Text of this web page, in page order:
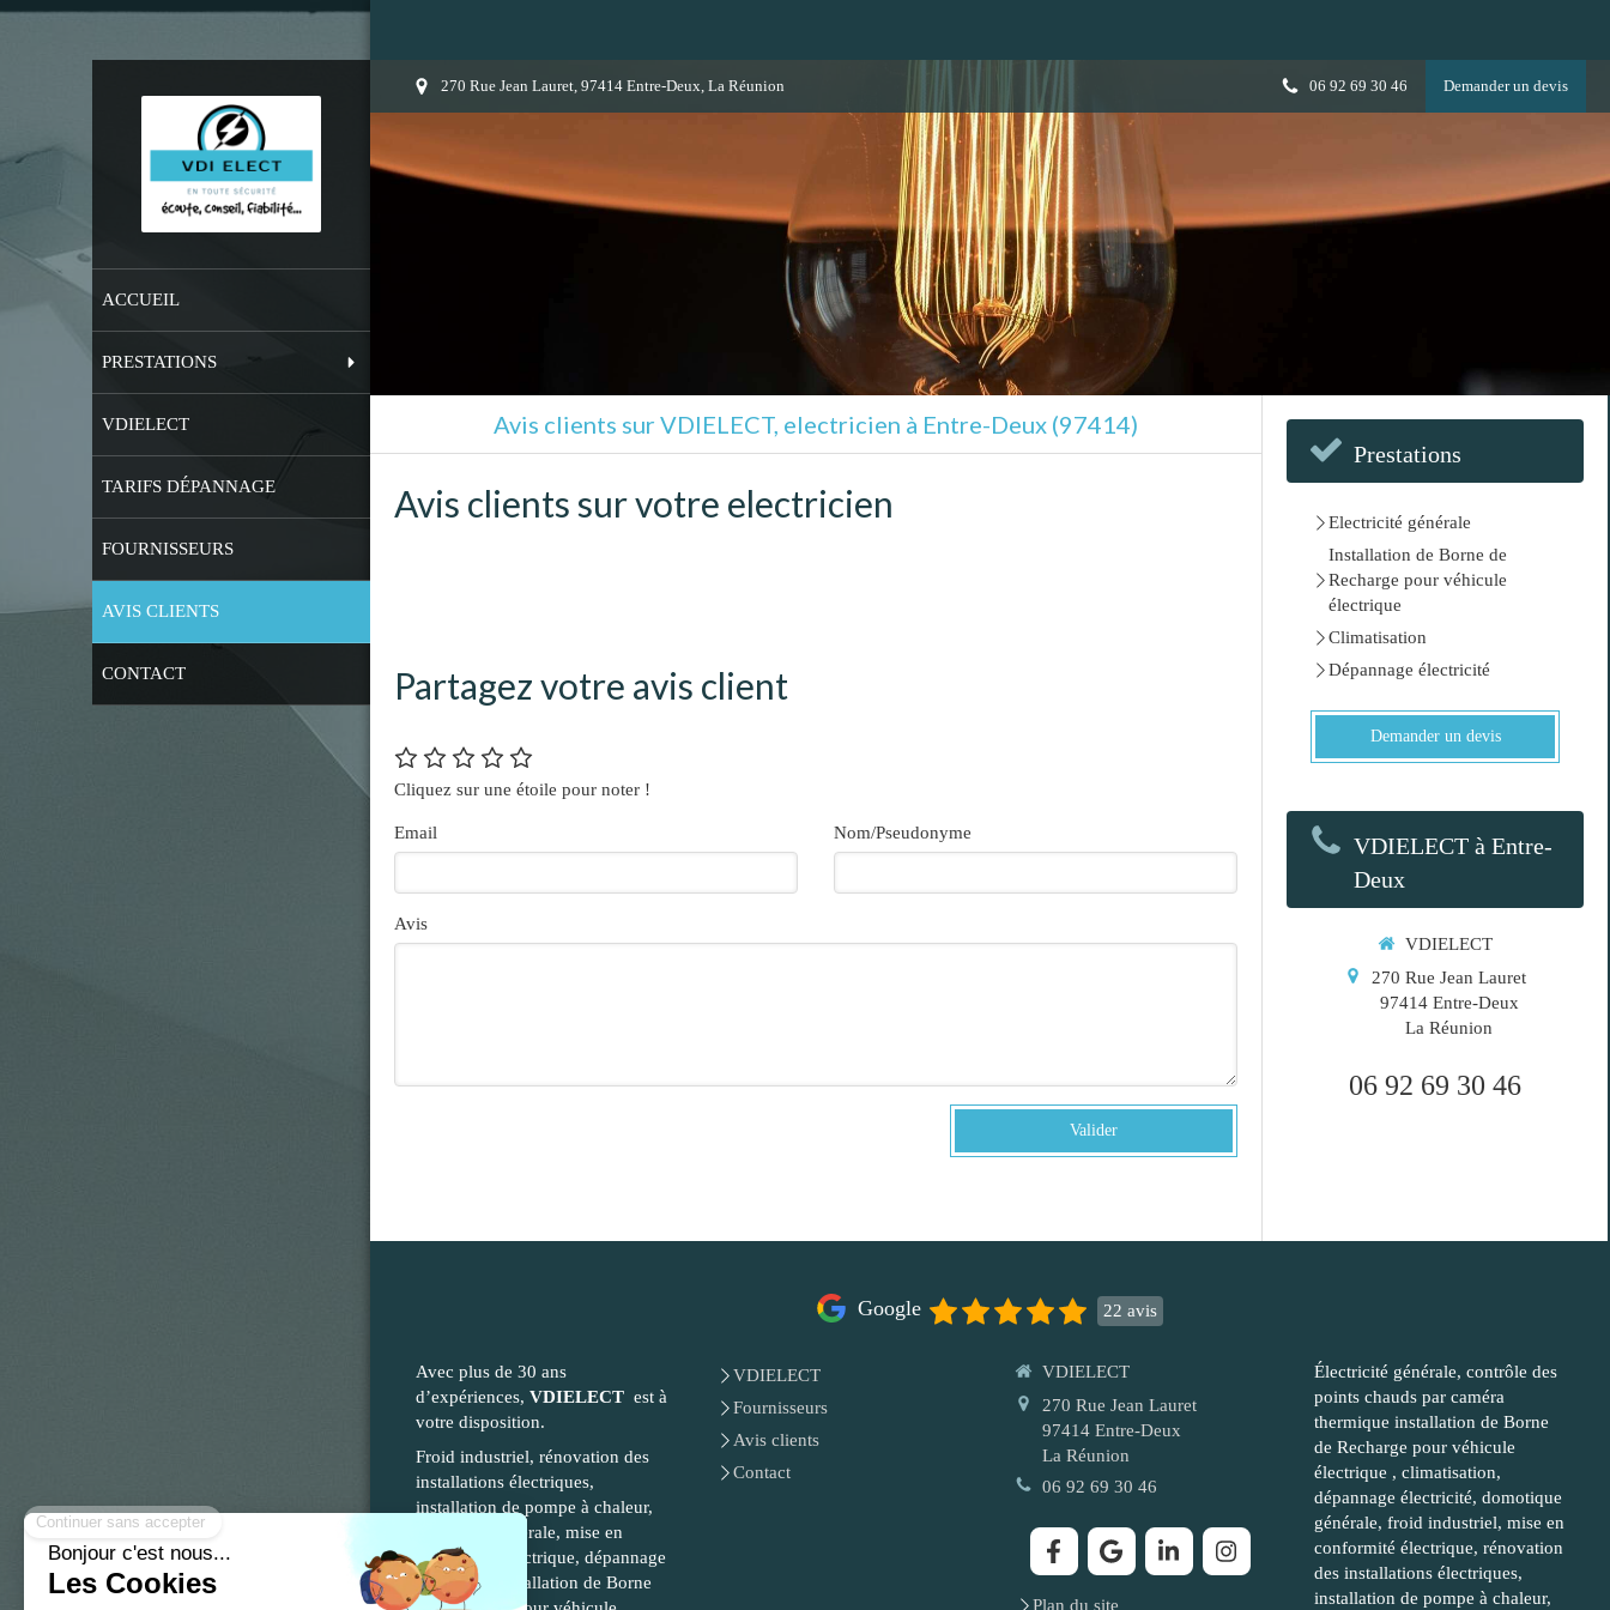
ACCUEIL
PRESTATIONS
VDIELECT
TARIFS DÉPANNAGE
FOURNISSEURS
AVIS CLIENTS
CONTACT
270 Rue Jean Lauret, 97414 Entre-Deux, La Réunion Demander un devis
06 92 69 30 46
Avis clients sur VDIELECT, electricien à Entre-Deux (97414)
Avis clients sur votre electricien
Partagez votre avis client
Cliquez sur une étoile pour noter !
Email Nom/Pseudonyme
Avis
Valider
Prestations
Electricité générale
Installation de Borne de
Recharge pour véhicule
électrique
Climatisation
Dépannage électricité
Demander un devis
VDIELECT à Entre-
Deux
VDIELECT
270 Rue Jean Lauret
97414 Entre-Deux
La Réunion
06 92 69 30 46
Google 22 avis
Avec plus de 30 ans
d’expériences, VDIELECTest à
votre disposition.
Froid industriel, rénovation des
installations électriques,
installation de pompe à chaleur,
électricité générale, mise en
conformité électrique, dépannage
électricité, installation de Borne
VDIELECT
Fournisseurs
Avis clients
Contact
VDIELECT
270 Rue Jean Lauret
97414 Entre-Deux
La Réunion
06 92 69 30 46
Plan du site
Électricité générale, contrôle des
points chauds par caméra
thermique installation de Borne
de Recharge pour véhicule
électrique , climatisation,
dépannage électricité, domotique
générale, froid industriel, mise en
conformité électrique, rénovation
des installations électriques,
installation de pompe à chaleur,